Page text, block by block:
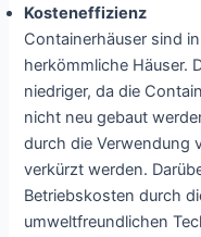
Kosteneffizienz
Containerhäuser sind
herkömmliche Häuser.
niedriger, da die
nicht neu gebaut
durch die Verwendung
verkürzt werden.
Betriebskosten durch
umweltfreundlichen